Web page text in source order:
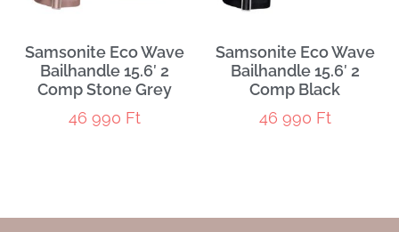
Samsonite Eco Wave
Bailhandle 15.6′ 2
Comp Stone Grey
46 990 Ft
Samsonite Eco Wave
Bailhandle 15.6′ 2
Comp Black
46 990 Ft